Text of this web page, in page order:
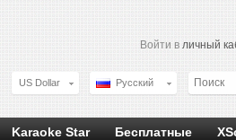
Войти в личный
Русский
US Dollar
Karaoke Star Бесплатные